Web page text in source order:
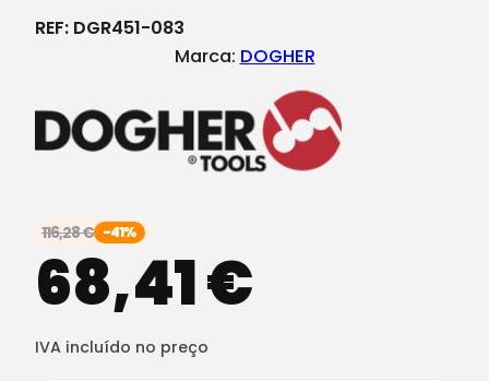
REF: DGR451-083
Marca: DOGHER
116,28€ -41%
68,41€
IVA incluído no preço